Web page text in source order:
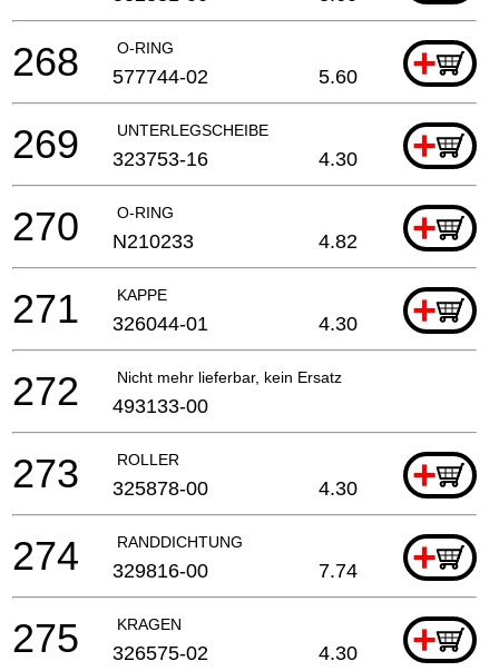
O-RING +
268 577744-02 5.60
UNTERLEGSCHEIBE +
269 323753-16 4.30
O-RING +
270 N210233 4.82
KAPPE +
271 326044-01 4.30
Nicht mehr lieferbar, kein Ersatz
272 493133-00
ROLLER +
273 325878-00 4.30
RANDDICHTUNG +
274 329816-00 7.74
KRAGEN +
275 326575-02 4.30